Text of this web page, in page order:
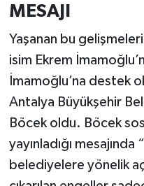
MESAJI
Yaşanan bu
isim Ekrem
İmamoğlu’na destek
Antalya Büyükşehir
Böcek oldu. Böcek
yayınladığı
belediyelere yönelik